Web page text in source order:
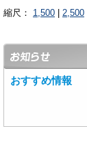
縮尺： 1,500 2,500
おすすめ情報